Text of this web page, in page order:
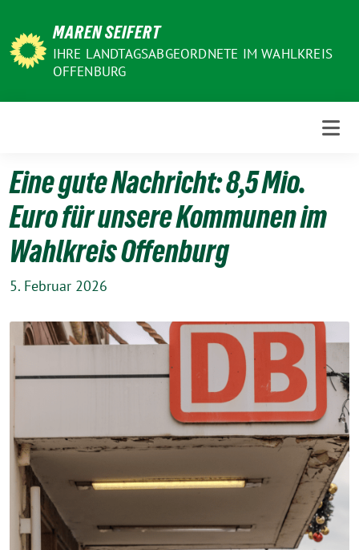
zum
Inhalt
MAREN SEIFERT
IHRE LANDTAGSABGEORDNETE IM WAHLKREIS
OFFENBURG
Eine gute Nachricht: 8,5 Mio.
Euro für unsere Kommunen im
Wahlkreis Offenburg
5. Februar 2026